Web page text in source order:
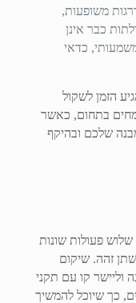
משופעות,
כבר אינן
כדאי
הזמן לשקול
בתחום, כאשר
שלכם ובהיקף
שלוש פעולות שונות
זהה. שיקום
וליישר קו עם תקני
כך שיוכל להמשיך